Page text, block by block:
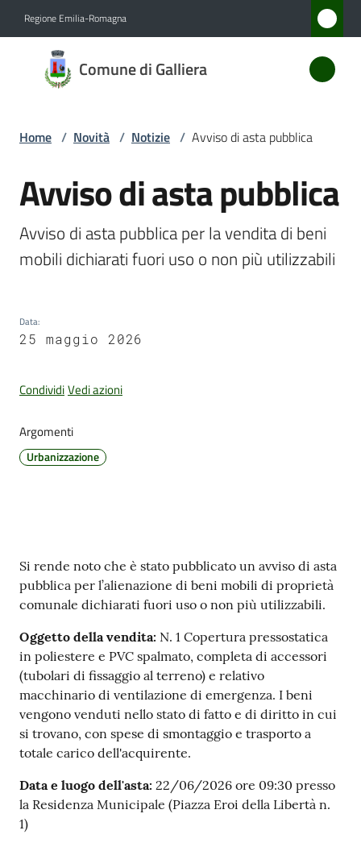
Regione Emilia-Romagna
Comune di Galliera
Comune
di
Menu selezionato
Servizi
Galliera
Amministrazione
Trasparente
Seguici
Home / Novità / Notizie / Avviso di asta pubblica
Salta al contenuto
Avviso di asta pubblica
Avviso di asta pubblica per la vendita di beni
mobili dichiarati fuori uso o non più utilizzabili
Data:
25 maggio 2026
CondividiVedi azioni
Argomenti
Urbanizzazione
Contenuto
Si rende noto che è stato pubblicato un avviso di asta
pubblica per l’alienazione di beni mobili di proprietà
comunale dichiarati fuori uso o non più utilizzabili.
Oggetto della vendita: N. 1 Copertura pressostatica
in poliestere e PVC spalmato, completa di accessori
(tubolari di fissaggio al terreno) e relativo
macchinario di ventilazione di emergenza. I beni
vengono venduti nello stato di fatto e di diritto in cui
si trovano, con spese di smontaggio e trasporto a
totale carico dell'acquirente.
Data e luogo dell'asta: 22/06/2026 ore 09:30 presso
la Residenza Municipale (Piazza Eroi della Libertà n.
1)